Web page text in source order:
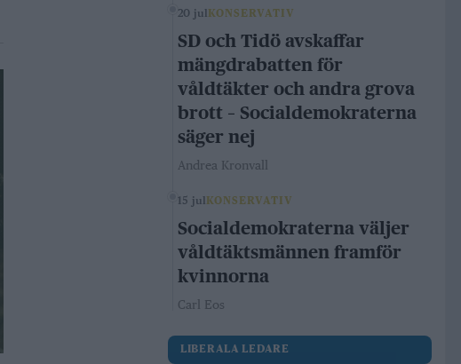
20 jul KONSERVATIV
SD och Tidö avskaffar
mängdrabatten för
våldtäkter och andra grova
brott – Socialdemokraterna
säger nej
Andrea Kronvall
15 jul KONSERVATIV
Socialdemokraterna väljer
våldtäktsmännen framför
kvinnorna
Carl Eos
LIBERALA LEDARE